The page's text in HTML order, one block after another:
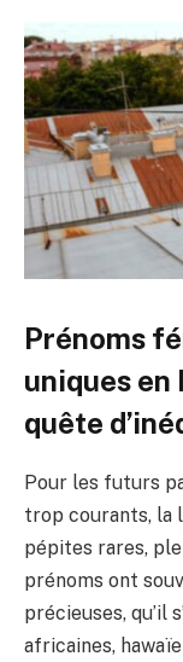
Prénoms
uniques en
quête
Pour les futurs
trop courants, la
pépites rares,
prénoms ont
précieuses, qu’il
africaines,